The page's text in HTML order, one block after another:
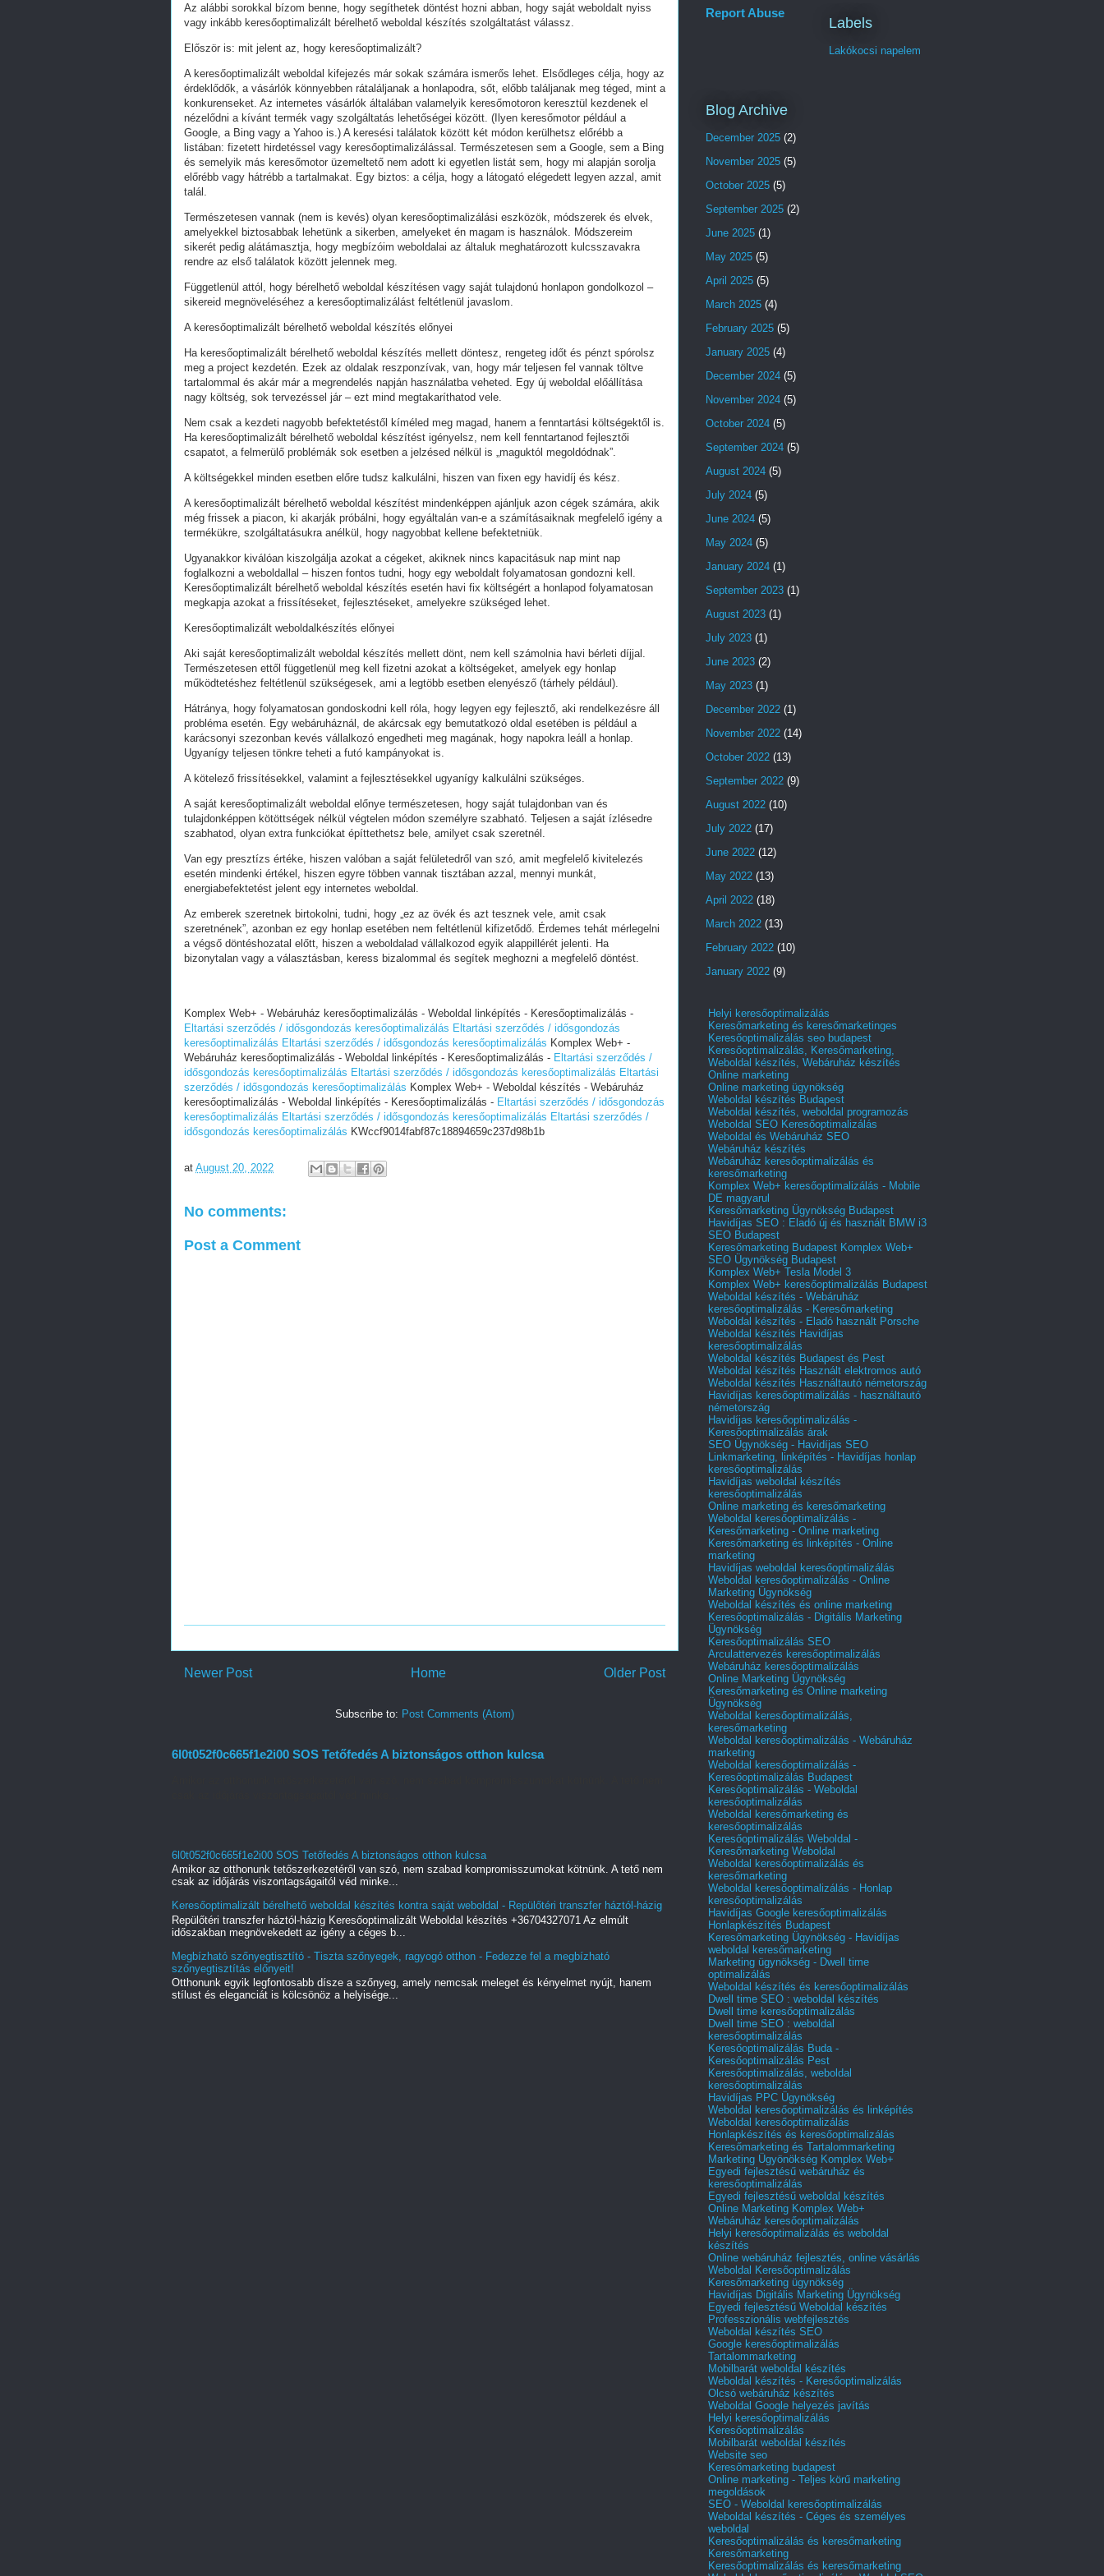
Az alábbi sorokkal bízom benne, hogy segíthetek döntést hozni abban, hogy saját weboldalt nyiss
vagy inkább keresőoptimalizált bérelhető weboldal készítés szolgáltatást válassz.
Először is: mit jelent az, hogy keresőoptimalizált?
A keresőoptimalizált weboldal kifejezés már sokak számára ismerős lehet. Elsődleges célja, hogy az
érdeklődők, a vásárlók könnyebben rátaláljanak a honlapodra, sőt, előbb találjanak meg téged, mint a
konkurenseket. Az internetes vásárlók általában valamelyik keresőmotoron keresztül kezdenek el
nézelődni a kívánt termék vagy szolgáltatás lehetőségei között. (Ilyen keresőmotor például a
Google, a Bing vagy a Yahoo is.) A keresési találatok között két módon kerülhetsz előrébb a
listában: fizetett hirdetéssel vagy keresőoptimalizálással. Természetesen sem a Google, sem a Bing
és semelyik más keresőmotor üzemeltető nem adott ki egyetlen listát sem, hogy mi alapján sorolja
előrébb vagy hátrébb a tartalmakat. Egy biztos: a célja, hogy a látogató elégedett legyen azzal, amit
talál.
Természetesen vannak (nem is kevés) olyan keresőoptimalizálási eszközök, módszerek és elvek,
amelyekkel biztosabbak lehetünk a sikerben, amelyeket én magam is használok. Módszereim
sikerét pedig alátámasztja, hogy megbízóim weboldalai az általuk meghatározott kulcsszavakra
rendre az első találatok között jelennek meg.
Függetlenül attól, hogy bérelhető weboldal készítésen vagy saját tulajdonú honlapon gondolkozol –
sikereid megnöveléséhez a keresőoptimalizálást feltétlenül javaslom.
A keresőoptimalizált bérelhető weboldal készítés előnyei
Ha keresőoptimalizált bérelhető weboldal készítés mellett döntesz, rengeteg időt és pénzt spórolsz
meg a project kezdetén. Ezek az oldalak reszponzívak, van, hogy már teljesen fel vannak töltve
tartalommal és akár már a megrendelés napján használatba veheted. Egy új weboldal előállítása
nagy költség, sok tervezéssel jár – ezt mind megtakaríthatod vele.
Nem csak a kezdeti nagyobb befektetéstől kíméled meg magad, hanem a fenntartási költségektől is.
Ha keresőoptimalizált bérelhető weboldal készítést igényelsz, nem kell fenntartanod fejlesztői
csapatot, a felmerülő problémák sok esetben a jelzésed nélkül is „maguktól megoldódnak”.
A költségekkel minden esetben előre tudsz kalkulálni, hiszen van fixen egy havidíj és kész.
A keresőoptimalizált bérelhető weboldal készítést mindenképpen ajánljuk azon cégek számára, akik
még frissek a piacon, ki akarják próbálni, hogy egyáltalán van-e a számításaiknak megfelelő igény a
termékükre, szolgáltatásukra anélkül, hogy nagyobbat kellene befektetniük.
Ugyanakkor kiválóan kiszolgálja azokat a cégeket, akiknek nincs kapacitásuk nap mint nap
foglalkozni a weboldallal – hiszen fontos tudni, hogy egy weboldalt folyamatosan gondozni kell.
Keresőoptimalizált bérelhető weboldal készítés esetén havi fix költségért a honlapod folyamatosan
megkapja azokat a frissítéseket, fejlesztéseket, amelyekre szükséged lehet.
Keresőoptimalizált weboldalkészítés előnyei
Aki saját keresőoptimalizált weboldal készítés mellett dönt, nem kell számolnia havi bérleti díjjal.
Természetesen ettől függetlenül meg kell fizetni azokat a költségeket, amelyek egy honlap
működtetéshez feltétlenül szükségesek, ami a legtöbb esetben elenyésző (tárhely például).
Hátránya, hogy folyamatosan gondoskodni kell róla, hogy legyen egy fejlesztő, aki rendelkezésre áll
probléma esetén. Egy webáruháznál, de akárcsak egy bemutatkozó oldal esetében is például a
karácsonyi szezonban kevés vállalkozó engedheti meg magának, hogy napokra leáll a honlap.
Ugyanígy teljesen tönkre teheti a futó kampányokat is.
A kötelező frissítésekkel, valamint a fejlesztésekkel ugyanígy kalkulálni szükséges.
A saját keresőoptimalizált weboldal előnye természetesen, hogy saját tulajdonban van és
tulajdonképpen kötöttségek nélkül végtelen módon személyre szabható. Teljesen a saját ízlésedre
szabhatod, olyan extra funkciókat építtethetsz bele, amilyet csak szeretnél.
Van egy presztízs értéke, hiszen valóban a saját felületedről van szó, amit megfelelő kivitelezés
esetén mindenki értékel, hiszen egyre többen vannak tisztában azzal, mennyi munkát,
energiabefektetést jelent egy internetes weboldal.
Az emberek szeretnek birtokolni, tudni, hogy „ez az övék és azt tesznek vele, amit csak
szeretnének”, azonban ez egy honlap esetében nem feltétlenül kifizetődő. Érdemes tehát mérlegelni
a végső döntéshozatal előtt, hiszen a weboldalad vállalkozod egyik alappillérét jelenti. Ha
bizonytalan vagy a választásban, keress bizalommal és segítek meghozni a megfelelő döntést.
Komplex Web+ - Webáruház keresőoptimalizálás - Weboldal linképítés - Keresőoptimalizálás -
Eltartási szerződés / idősgondozás keresőoptimalizálás Eltartási szerződés / idősgondozás
keresőoptimalizálás Eltartási szerződés / idősgondozás keresőoptimalizálás Komplex Web+ -
Webáruház keresőoptimalizálás - Weboldal linképítés - Keresőoptimalizálás - Eltartási szerződés /
idősgondozás keresőoptimalizálás Eltartási szerződés / idősgondozás keresőoptimalizálás Eltartási
szerződés / idősgondozás keresőoptimalizálás Komplex Web+ - Weboldal készítés - Webáruház
keresőoptimalizálás - Weboldal linképítés - Keresőoptimalizálás - Eltartási szerződés / idősgondozás
keresőoptimalizálás Eltartási szerződés / idősgondozás keresőoptimalizálás Eltartási szerződés /
idősgondozás keresőoptimalizálás KWccf9014fabf87c18894659c237d98b1b
at August 20, 2022
No comments:
Post a Comment
Newer Post Older Post
Home
Subscribe to: Post Comments (Atom)
6l0t052f0c665f1e2i00 SOS Tetőfedés A biztonságos otthon kulcsa
6l0t052f0c665f1e2i00 SOS Tetőfedés A biztonságos otthon kulcsa
Amikor az otthonunk tetőszerkezetéről van szó, nem szabad kompromisszumokat kötnünk. A tető nem
csak az időjárás viszontagságaitól véd minke...
Keresőoptimalizált bérelhető weboldal készítés kontra saját weboldal - Repülőtéri transzfer háztól-házig
Repülőtéri transzfer háztól-házig Keresőoptimalizált Weboldal készítés +36704327071 Az elmúlt
időszakban megnövekedett az igény a céges b...
Megbízható szőnyegtisztító - Tiszta szőnyegek, ragyogó otthon - Fedezze fel a megbízható
szőnyegtisztítás előnyeit!
Otthonunk egyik legfontosabb dísze a szőnyeg, amely nemcsak meleget és kényelmet nyújt, hanem
stílust és eleganciát is kölcsönöz a helyisége...
Report Abuse
Labels
Lakókocsi napelem
Blog Archive
December 2025 (2)
November 2025 (5)
October 2025 (5)
September 2025 (2)
June 2025 (1)
May 2025 (5)
April 2025 (5)
March 2025 (4)
February 2025 (5)
January 2025 (4)
December 2024 (5)
November 2024 (5)
October 2024 (5)
September 2024 (5)
August 2024 (5)
July 2024 (5)
June 2024 (5)
May 2024 (5)
January 2024 (1)
September 2023 (1)
August 2023 (1)
July 2023 (1)
June 2023 (2)
May 2023 (1)
December 2022 (1)
November 2022 (14)
October 2022 (13)
September 2022 (9)
August 2022 (10)
July 2022 (17)
June 2022 (12)
May 2022 (13)
April 2022 (18)
March 2022 (13)
February 2022 (10)
January 2022 (9)
Helyi keresőoptimalizálás
Keresőmarketing és keresőmarketinges
Keresőoptimalizálás seo budapest
Keresőoptimalizálás, Keresőmarketing,
Weboldal készítés, Webáruház készítés
Online marketing
Online marketing ügynökség
Weboldal készítés Budapest
Weboldal készítés, weboldal programozás
Weboldal SEO Keresőoptimalizálás
Weboldal és Webáruház SEO
Webáruház készítés
Webáruház keresőoptimalizálás és
keresőmarketing
Komplex Web+ keresőoptimalizálás - Mobile
DE magyarul
Keresőmarketing Ügynökség Budapest
Havidíjas SEO : Eladó új és használt BMW i3
SEO Budapest
Keresőmarketing Budapest Komplex Web+
SEO Ügynökség Budapest
Komplex Web+ Tesla Model 3
Komplex Web+ keresőoptimalizálás Budapest
Weboldal készítés - Webáruház
keresőoptimalizálás - Keresőmarketing
Weboldal készítés - Eladó használt Porsche
Weboldal készítés Havidíjas
keresőoptimalizálás
Weboldal készítés Budapest és Pest
Weboldal készítés Használt elektromos autó
Weboldal készítés Használtautó németország
Havidíjas keresőoptimalizálás - használtautó
németország
Havidíjas keresőoptimalizálás -
Keresőoptimalizálás árak
SEO Ügynökség - Havidíjas SEO
Linkmarketing, linképítés - Havidíjas honlap
keresőoptimalizálás
Havidíjas weboldal készítés
keresőoptimalizálás
Online marketing és keresőmarketing
Weboldal keresőoptimalizálás -
Keresőmarketing - Online marketing
Keresőmarketing és linképítés - Online
marketing
Havidíjas weboldal keresőoptimalizálás
Weboldal keresőoptimalizálás - Online
Marketing Ügynökség
Weboldal készítés és online marketing
Keresőoptimalizálás - Digitális Marketing
Ügynökség
Keresőoptimalizálás SEO
Arculattervezés keresőoptimalizálás
Webáruház keresőoptimalizálás
Online Marketing Ügynökség
Keresőmarketing és Online marketing
Ügynökség
Weboldal keresőoptimalizálás,
keresőmarketing
Weboldal keresőoptimalizálás - Webáruház
marketing
Weboldal keresőoptimalizálás -
Keresőoptimalizálás Budapest
Keresőoptimalizálás - Weboldal
keresőoptimalizálás
Weboldal keresőmarketing és
keresőoptimalizálás
Keresőoptimalizálás Weboldal -
Keresőmarketing Weboldal
Weboldal keresőoptimalizálás és
keresőmarketing
Weboldal keresőoptimalizálás - Honlap
keresőoptimalizálás
Havidíjas Google keresőoptimalizálás
Honlapkészítés Budapest
Keresőmarketing Ügynökség - Havidíjas
weboldal keresőmarketing
Marketing ügynökség - Dwell time
optimalizálás
Weboldal készítés és keresőoptimalizálás
Dwell time SEO : weboldal készítés
Dwell time keresőoptimalizálás
Dwell time SEO : weboldal
keresőoptimalizálás
Keresőoptimalizálás Buda -
Keresőoptimalizálás Pest
Keresőoptimalizálás, weboldal
keresőoptimalizálás
Havidíjas PPC Ügynökség
Weboldal keresőoptimalizálás és linképítés
Weboldal keresőoptimalizálás
Honlapkészítés és keresőoptimalizálás
Keresőmarketing és Tartalommarketing
Marketing Ügyönökség Komplex Web+
Egyedi fejlesztésű webáruház és
keresőoptimalizálás
Egyedi fejlesztésű weboldal készítés
Online Marketing Komplex Web+
Webáruház keresőoptimalizálás
Helyi keresőoptimalizálás és weboldal
készítés
Online webáruház fejlesztés, online vásárlás
Weboldal Keresőoptimalizálás
Keresőmarketing ügynökség
Havidíjas Digitális Marketing Ügynökség
Egyedi fejlesztésű Weboldal készítés
Professzionális webfejlesztés
Weboldal készítés SEO
Google keresőoptimalizálás
Tartalommarketing
Mobilbarát weboldal készítés
Weboldal készítés - Keresőoptimalizálás
Olcsó webáruház készítés
Weboldal Google helyezés javítás
Helyi keresőoptimalizálás
Keresőoptimalizálás
Mobilbarát weboldal készítés
Website seo
Keresőmarketing budapest
Online marketing - Teljes körű marketing
megoldások
SEO - Weboldal keresőoptimalizálás
Weboldal készítés - Céges és személyes
weboldal
Keresőoptimalizálás és keresőmarketing
Keresőmarketing
Keresőoptimalizálás és keresőmarketing